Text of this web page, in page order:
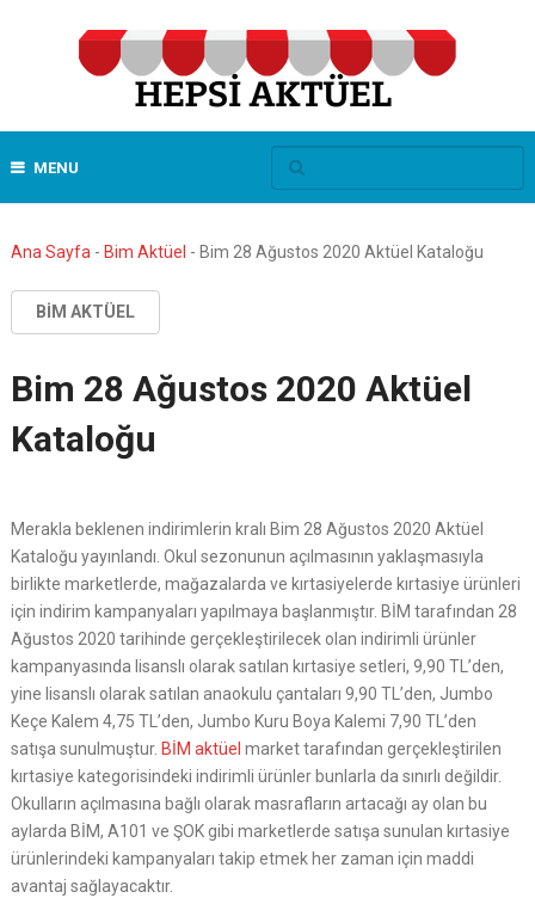
MENU
Ana Sayfa - Bim Aktüel - Bim 28 Ağustos 2020 Aktüel Kataloğu
BIM AKTÜEL
Bim 28 Ağustos 2020 Aktüel
Kataloğu
Merakla beklenen indirimlerin kralı Bim 28 Ağustos 2020 Aktüel
Kataloğu yayınlandı. Okul sezonunun açılmasının yaklaşmasıyla
birlikte marketlerde, mağazalarda ve kırtasiyelerde kırtasiye ürünleri
için indirim kampanyaları yapılmaya başlanmıştır. BİM tarafından 28
Ağustos 2020 tarihinde gerçekleştirilecek olan indirimli ürünler
kampanyasında lisanslı olarak satılan kırtasiye setleri, 9,90 TL’den,
yine lisanslı olarak satılan anaokulu çantaları 9,90 TL’den, Jumbo
Keçe Kalem 4,75 TL’den, Jumbo Kuru Boya Kalemi 7,90 TL’den
satışa sunulmuştur. BİM aktüel market tarafından gerçekleştirilen
kırtasiye kategorisindeki indirimli ürünler bunlarla da sınırlı değildir.
Okulların açılmasına bağlı olarak masrafların artacağı ay olan bu
aylarda BİM, A101 ve ŞOK gibi marketlerde satışa sunulan kırtasiye
ürünlerindeki kampanyaları takip etmek her zaman için maddi
avantaj sağlayacaktır.